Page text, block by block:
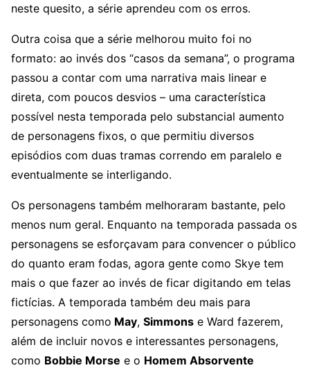
neste quesito, a série aprendeu com os erros.
Outra coisa que a série melhorou muito foi no
formato: ao invés dos “casos da semana”, o programa
passou a contar com uma narrativa mais linear e
direta, com poucos desvios – uma característica
possível nesta temporada pelo substancial aumento
de personagens fixos, o que permitiu diversos
episódios com duas tramas correndo em paralelo e
eventualmente se interligando.
Os personagens também melhoraram bastante, pelo
menos num geral. Enquanto na temporada passada os
personagens se esforçavam para convencer o público
do quanto eram fodas, agora gente como Skye tem
mais o que fazer ao invés de ficar digitando em telas
fictícias. A temporada também deu mais para
personagens como May, Simmons e Ward fazerem,
além de incluir novos e interessantes personagens,
como Bobbie Morse e o Homem Absorvente